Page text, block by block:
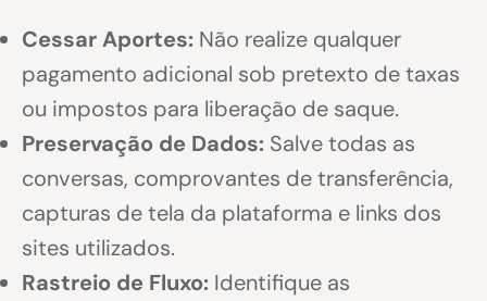
Cessar Aportes: Não realize qualquer
pagamento adicional sob pretexto de taxas
ou impostos para liberação de saque.
Preservação de Dados: Salve todas as
conversas, comprovantes de transferência,
capturas de tela da plataforma e links dos
sites utilizados.
Rastreio de Fluxo: Identifique as